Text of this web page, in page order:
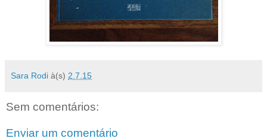
Sara Rodi à(s) 2.7.15
Sem comentários:
Enviar um comentário